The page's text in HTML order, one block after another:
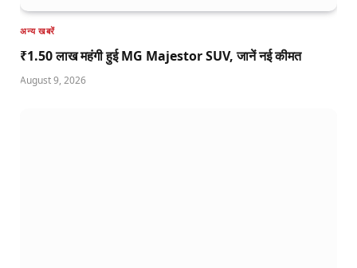
अन्य खबरें
₹1.50 लाख महंगी हुई MG Majestor SUV, जानें नई कीमत
August 9, 2026